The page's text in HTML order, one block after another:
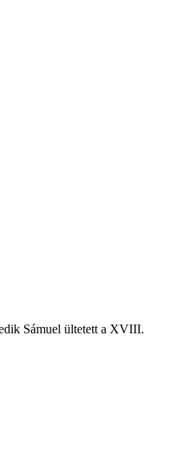
Sámuel ültetett a XVIII.